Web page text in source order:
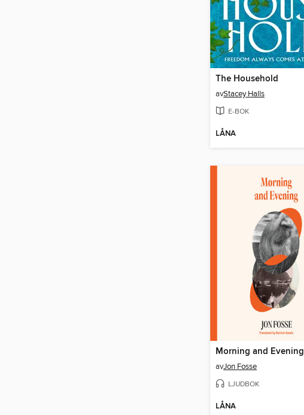
The Household
avStacey Halls
E-BOK
LÅNA
Morning and Evening
avJon Fosse
LJUDBOK
LÅNA